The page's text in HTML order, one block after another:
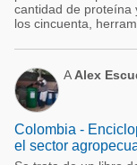
cantidad de
los cincuenta,
A Alex
Colombia -
el sector